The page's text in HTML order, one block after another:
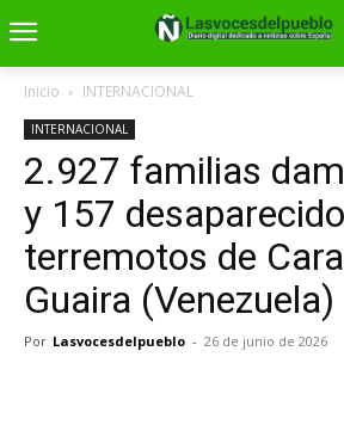
Inicio INTERNACIONAL
INTERNACIONAL
2.927 familias
y 157
terremotos de
Guaira (Venezuela)
Por Lasvocesdelpueblo - 26 de junio de 2026